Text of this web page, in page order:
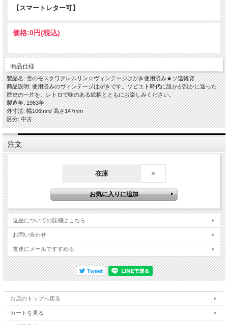
【スマートレター可】
価格:0円(税込)
商品仕様
製品名: 雪のモスクワクレムリン☆ヴィンテージはがき使用済み★ソ連雑貨
商品説明: 使用済みのヴィンテージはがきです。ソビエト時代に誰かが誰かに送った
歴史の一片を、レトロで味のある絵柄とともにお楽しみください。
製造年: 1963年
外寸法: 幅106mm/ 高さ147mm
区分: 中古
注文
在庫 ×
返品についての詳細はこちら
お問い合わせ
友達にメールですすめる
お店のトップへ戻る
カートを見る